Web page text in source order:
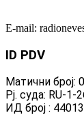
E-mail:
ID PDV
Матични број:
Рј. суда: RU-1-
ИД број :